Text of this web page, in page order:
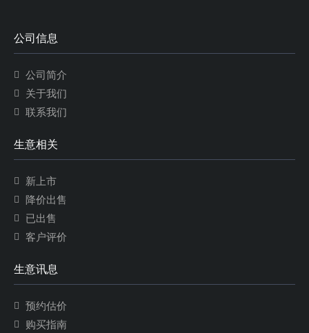
公司信息
公司简介
关于我们
联系我们
生意相关
新上市
降价出售
已出售
客户评价
生意讯息
预约估价
购买指南